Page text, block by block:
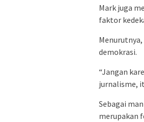
Mark juga
faktor
demokrasi.
“Jangan
jurnalisme,
Sebagai
merupakan